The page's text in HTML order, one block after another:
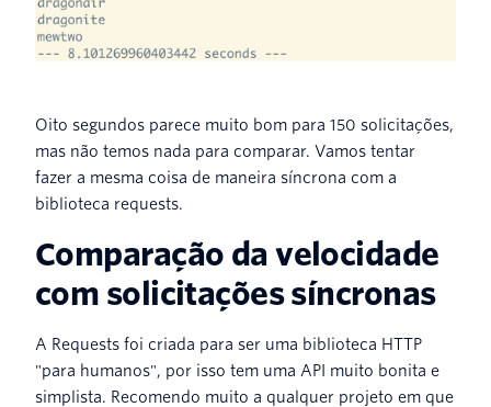
Oito segundos parece muito bom para 150 solicitações,
mas não temos nada para comparar. Vamos tentar
fazer a mesma coisa de maneira síncrona com a
biblioteca requests.
Comparação da velocidade
com solicitações síncronas
A Requests foi criada para ser uma biblioteca HTTP
"para humanos", por isso tem uma API muito bonita e
simplista. Recomendo muito a qualquer projeto em que